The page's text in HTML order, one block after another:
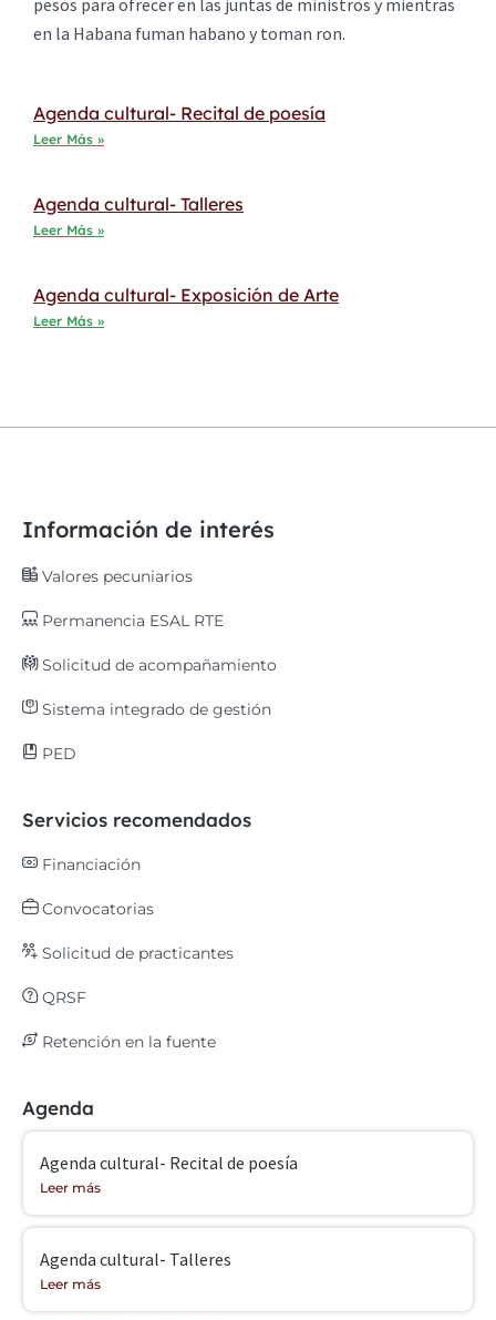
en la Habana fuman habano y toman ron.
Agenda cultural- Recital de poesía
Leer Más »
Agenda cultural- Talleres
Leer Más »
Agenda cultural- Exposición de Arte
Leer Más »
Información de interés
Valores pecuniarios
Permanencia ESAL RTE
Solicitud de acompañamiento
Sistema integrado de gestión
PED
Servicios recomendados
Financiación
Convocatorias
Solicitud de practicantes
QRSF
Retención en la fuente
Agenda
Agenda cultural- Recital de poesía
Leer más
Agenda cultural- Talleres
Leer más